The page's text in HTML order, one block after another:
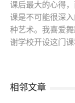
课后最大的心得
课是不可能很深
种艺术。我喜爱
谢学校开设这门课
相邻文章